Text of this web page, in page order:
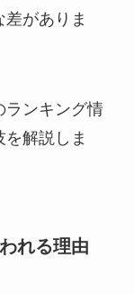
がありま
ランキング情
解説しま
れる理由